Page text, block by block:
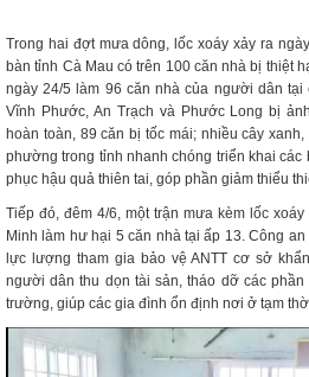
Trong hai đợt mưa dông, lốc xoáy xảy ra
bàn tỉnh Cà Mau có trên 100 căn nhà bị thiệt
ngày 24/5 làm 96 căn nhà của người dân tại
Vĩnh Phước, An Trạch và Phước Long bị
hoàn toàn, 89 căn bị tốc mái; nhiều cây
phường trong tỉnh nhanh chóng triển khai
phục hậu quả thiên tai, góp phần giảm thiểu
Tiếp đó, đêm 4/6, một trận mưa kèm lốc
Minh làm hư hại 5 căn nhà tại ấp 13. Công
lực lượng tham gia bảo vệ ANTT cơ sở
người dân thu dọn tài sản, tháo dỡ các
trường, giúp các gia đình ổn định nơi ở tạm